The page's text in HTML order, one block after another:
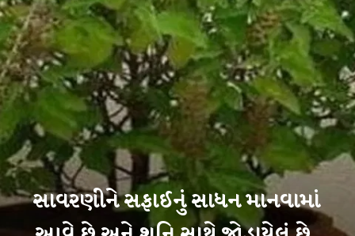
સાવરણીને સફાઈનું સાધન માનવામાં